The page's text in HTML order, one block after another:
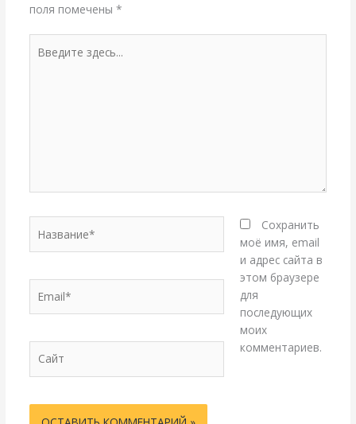
поля помечены *
здесь...
Сохранить
моё имя, email
и адрес сайта в
этом браузере
для
последующих
моих
комментариев.